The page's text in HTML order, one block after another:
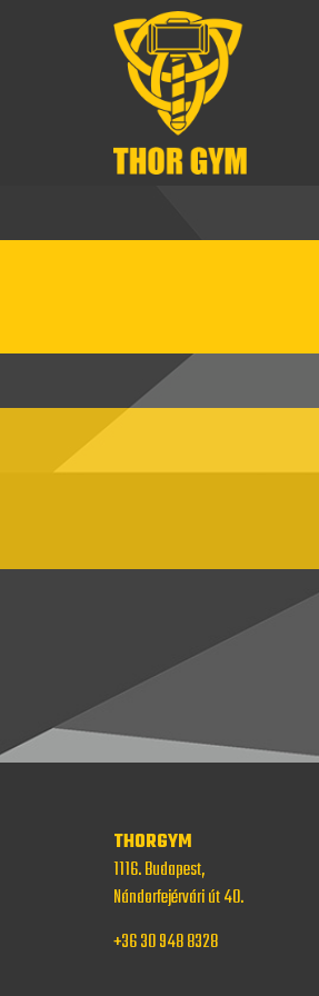
THORGYM
1116. Budapest,
Nándorfejérvári út 40.
+36 30 948 8328